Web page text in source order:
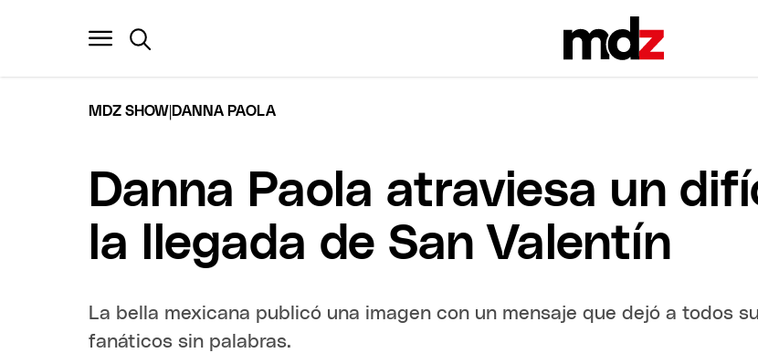
MDZ SHOW DANNA PAOLA
Danna Paola atraviesa un
la llegada de San Valentín
La bella mexicana publicó una imagen con un mensaje que dejó a todos
fanáticos sin palabras.